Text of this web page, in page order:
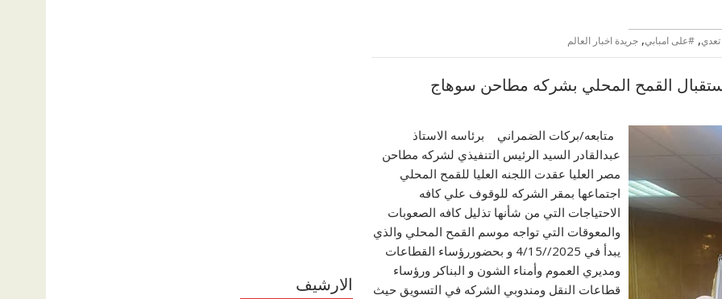
, #على امبابي, جريدة اخبار العالم
لاستقبال القمح المحلي بشركه مطاحن سوهاج
متابعه/بركات الضمراني برئاسه الاستاذ
عبدالقادر السيد الرئيس التنفيذي لشركه مطاحن
مصر العليا عقدت اللجنه العليا للقمح المحلي
اجتماعها بمقر الشركه للوقوف علي كافه
الاحتياجات التي من شأنها تذليل كافه الصعوبات
والمعوقات التي تواجه موسم القمح المحلي والذي
يبدأ في 2025//4/15 و بحضوررؤساء القطاعات
ومديري العموم وأمناء الشون و البناكر ورؤساء
قطاعات النقل ومندوبي الشركه في التسويق حيث
الارشيف